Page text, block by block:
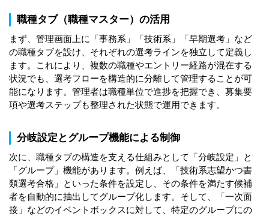
職種タブ（職種マスター）の活用
まず、管理画面上に「事務系」「技術系」「早期選考」など
の職種タブを設け、それぞれの選考ラインを独立して定義し
ます。これにより、複数の職種やエントリー経路が混在する
状況でも、選考フローを構造的に分離して管理することが可
能になります。管理者は職種単位で進捗を把握でき、募集要
項や選考ステップも整理された状態で運用できます。
分岐設定とグループ機能による制御
次に、職種タブの構造を支える仕組みとして「分岐設定」と
「グループ」機能があります。例えば、「技術系志望かつ書
類選考合格」といった条件を設定し、その条件を満たす候補
者を自動的に抽出してグループ化します。そして、「一次面
接」などのイベントボックスに対して、特定のグループにの